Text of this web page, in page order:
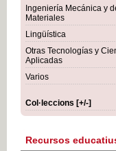
Ingeniería Mecánica y
Materiales
Lingüística
Otras Tecnologías y
Aplicadas
Varios
Col·leccions [+/-]
Recursos